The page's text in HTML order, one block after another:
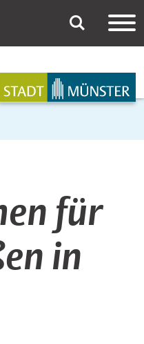
für
in